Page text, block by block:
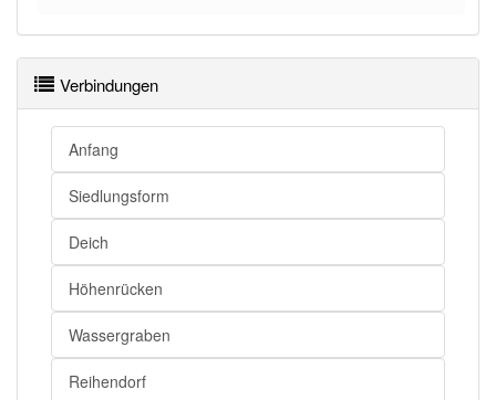
Verbindungen
Anfang
Siedlungsform
Deich
Höhenrücken
Wassergraben
Reihendorf